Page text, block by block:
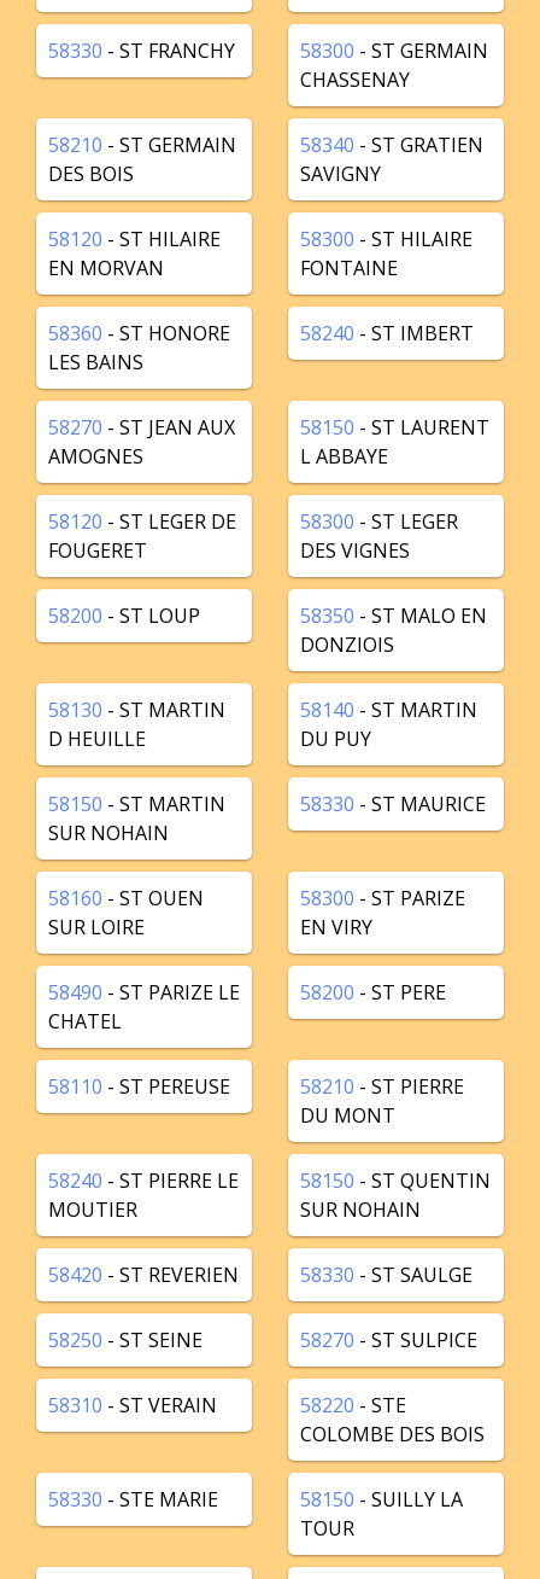
58330 - ST FRANCHY 58300 - ST GERMAIN
CHASSENAY
58210 - ST GERMAIN
DES BOIS
58340 - ST GRATIEN
SAVIGNY
58120 - ST HILAIRE
EN MORVAN
58300 - ST HILAIRE
FONTAINE
58360 - ST HONORE
LES BAINS
58240 - ST IMBERT
58270 - ST JEAN AUX
AMOGNES
58150 - ST LAURENT
L ABBAYE
58120 - ST LEGER DE
FOUGERET
58300 - ST LEGER
DES VIGNES
58200 - ST LOUP 58350 - ST MALO EN
DONZIOIS
58130 - ST MARTIN
D HEUILLE
58140 - ST MARTIN
DU PUY
58150 - ST MARTIN
SUR NOHAIN
58330 - ST MAURICE
58160 - ST OUEN
SUR LOIRE
58300 - ST PARIZE
EN VIRY
58490 - ST PARIZE LE
CHATEL
58200 - ST PERE
58110 - ST PEREUSE 58210 - ST PIERRE
DU MONT
58240 - ST PIERRE LE
MOUTIER
58150 - ST QUENTIN
SUR NOHAIN
58420 - ST REVERIEN 58330 - ST SAULGE
58250 - ST SEINE 58270 - ST SULPICE
58310 - ST VERAIN 58220 - STE
COLOMBE DES BOIS
58330 - STE MARIE 58150 - SUILLY LA
TOUR